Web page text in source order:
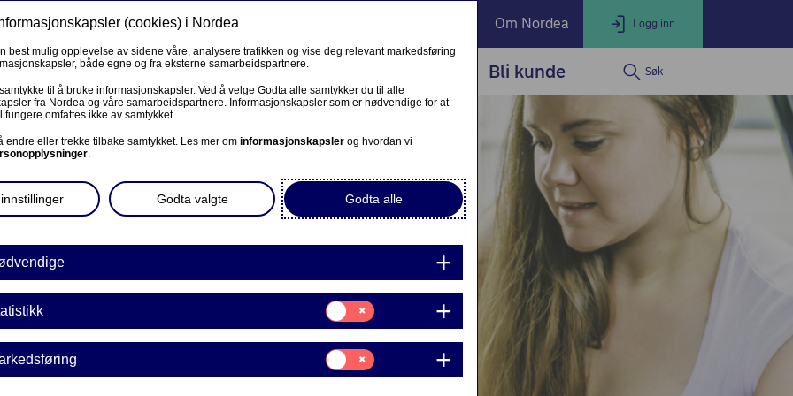
Privat Om Nordea Logg inn
LOGG INN
Nettbank Privat
Nordea Business
Nordea Corporate
Endre eller fullfør private lånesøknader
Mine lånesøknader
BEDRIFT
Corporate Netbank
AutoFX Hedging
Bedriftens dokumenter
Våre sider -kundeinformasjon
VPS Investortjenester
VPS Foretakstjenester
Våre produkter Fagforbund Bli kunde Søk
av
ikke alle utgifter du
eller får en alvorlig
tilbudet og gir foreldre
på kort og lang sikt.
3 måneder og 16
(cookies) i Nordea
best mulig opplevelse av sidene våre, analysere trafikken og vise deg relevant markedsføring
både egne og fra eksterne samarbeidspartnere.
til å bruke informasjonskapsler. Ved å velge Godta alle samtykker du til alle
fra Nordea og våre samarbeidspartnere. Informasjonskapsler som er nødvendige for at
fungere omfattes ikke av samtykket.
endre eller trekke tilbake samtykket. Les mer om informasjonskapsler og hvordan vi
.
Godta alle
Godta valgte
Samtykke
til:
Statistikk
Samtykke
til:
Markedsføring